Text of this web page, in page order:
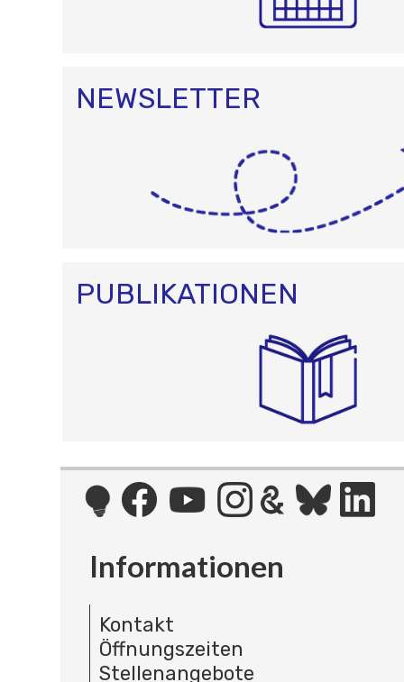
NEWSLETTER
PUBLIKATIONEN
Informationen
Kontakt
Öffnungszeiten
Stellenangebote